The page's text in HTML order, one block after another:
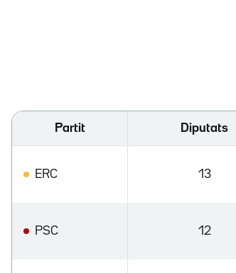
Partit Diputats
ERC 13
PSC 12